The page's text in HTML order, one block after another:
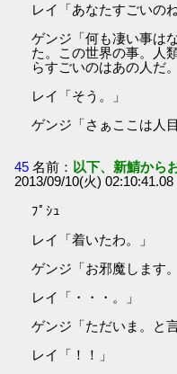
レイ「あなたすごいのね
ゲンジ「何も凄い事は
た。この世界の事。人
らすごいのはあの人だ。
レイ「そう。」
ゲンジ「さぁここは人
45 名前： 以下、新鯖から
2013/09/10(火)
ﾌﾟｼｭ
レイ「着いたわ。」
ゲンジ「お邪魔します。
レイ「・・・。」
ゲンジ「ただいま。と
レイ「！！」